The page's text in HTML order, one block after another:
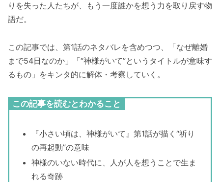
りを失った人たちが、もう一度誰かを想う力を取り戻す物
語だ。
この記事では、第1話のネタバレを含めつつ、「なぜ離婚
まで54日なのか」「“神様がいて”というタイトルが意味す
るもの」をキンタ的に解体・考察していく。
この記事を読むとわかること
『小さい頃は、神様がいて』第1話が描く“祈り
の再起動”の意味
神様のいない時代に、人が人を想うことで生ま
れる奇跡